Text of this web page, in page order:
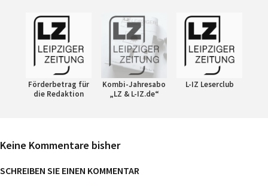
Förderbetrag für
die Redaktion
Kombi-Jahresabo
„LZ & L-IZ.de“
L-IZ Leserclub
Keine Kommentare bisher
SCHREIBEN SIE EINEN KOMMENTAR